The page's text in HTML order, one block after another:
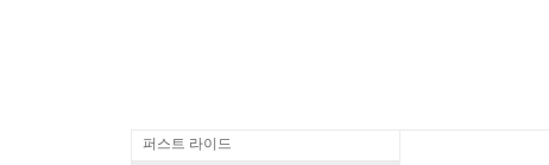
퍼스트 라이드